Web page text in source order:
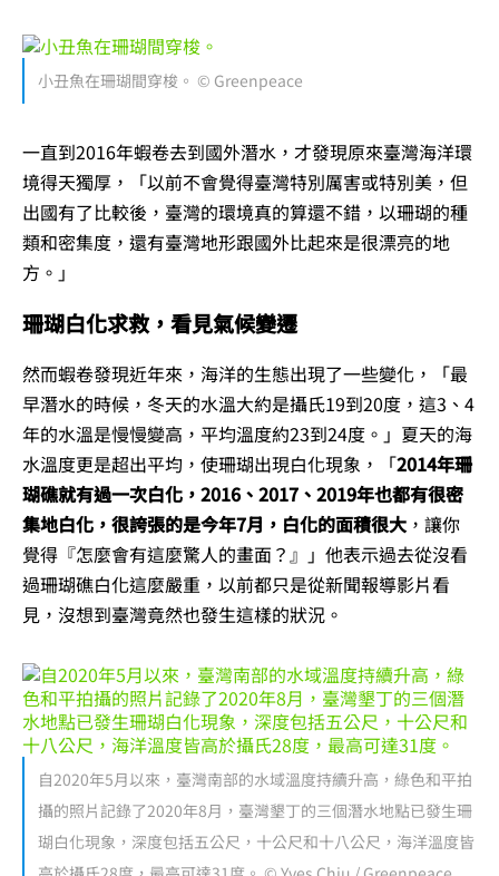
小丑魚在珊瑚間穿梭。 © Greenpeace
一直到2016年蝦卷去到國外潛水，才發現原來臺灣海洋環
境得天獨厚，「以前不會覺得臺灣特別厲害或特別美，但
出國有了比較後，臺灣的環境真的算還不錯，以珊瑚的種
類和密集度，還有臺灣地形跟國外比起來是很漂亮的地
方。」
珊瑚白化求救，看見氣候變遷
然而蝦卷發現近年來，海洋的生態出現了一些變化，「最
早潛水的時候，冬天的水溫大約是攝氏19到20度，這3、4
年的水溫是慢慢變高，平均溫度約23到24度。」夏天的海
水溫度更是超出平均，使珊瑚出現白化現象，「2014年珊
瑚礁就有過一次白化，2016、2017、2019年也都有很密
集地白化，很誇張的是今年7月，白化的面積很大 ，讓你
覺得『怎麼會有這麼驚人的畫面？』」他表示過去從沒看
過珊瑚礁白化這麼嚴重，以前都只是從新聞報導影片看
見，沒想到臺灣竟然也發生這樣的狀況。
自2020年5月以來，臺灣南部的水域溫度持續升高，綠色和平拍
攝的照片記錄了2020年8月，臺灣墾丁的三個潛水地點已發生珊
瑚白化現象，深度包括五公尺，十公尺和十八公尺，海洋溫度皆